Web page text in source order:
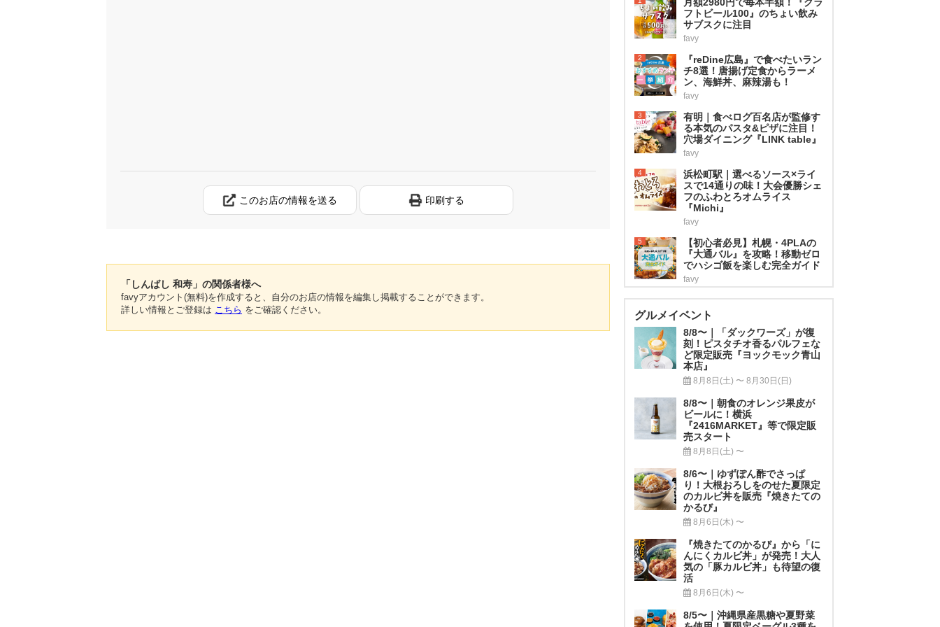
このお店の情報を送る 印刷する
「しんばし 和寿」の関係者様へ
favyアカウント(無料)を作成すると、自分のお店の情報を編集し掲載することができます。
詳しい情報とご登録は こちら をご確認ください。
フトビール100』のちょい飲み
サブスクに注目
favy
2
『reDine広島』で食べたいラン
チ8選！唐揚げ定食からラーメ
ン、海鮮丼、麻辣湯も！
favy
3
有明｜食べログ百名店が監修す
る本気のパスタ&ピザに注目！
穴場ダイニング『LINK table』
favy
4
浜松町駅｜選べるソース×ライ
スで14通りの味！大会優勝シェ
フのふわとろオムライス
『Michi』
favy
5
【初心者必見】札幌・4PLAの
『大通バル』を攻略！移動ゼロ
でハシゴ飯を楽しむ完全ガイド
favy
グルメイベント
8/8〜｜「ダックワーズ」が復
刻！ピスタチオ香るパルフェな
ど限定販売『ヨックモック青山
本店』
8月8日(土) 〜 8月30日(日)
8/8〜｜朝食のオレンジ果皮が
ビールに！横浜
『2416MARKET』等で限定販
売スタート
8月8日(土) 〜
8/6〜｜ゆずぽん酢でさっぱ
り！大根おろしをのせた夏限定
のカルビ丼を販売『焼きたての
かるび』
8月6日(木) 〜
『焼きたてのかるび』から「に
んにくカルビ丼」が発売！大人
気の「豚カルビ丼」も待望の復
活
8月6日(木) 〜
8/5〜｜沖縄県産黒糖や夏野菜